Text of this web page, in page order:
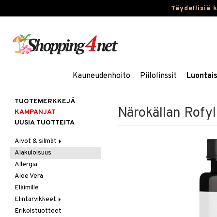
Täydellisiä
Kauneudenhoito Piilolinssit
Närokällan
TUOTEMERKKEJÄ
KAMPANJAT
UUSIA TUOTTEITA
Aivot & silmät
Muisti
Rasvahapot
Silmät
Alakuloisuus
Allergia
Aloe Vera
Eläimille
Elintarvikkeet
Hedelmät & pähkinät
Erikoistuotteet